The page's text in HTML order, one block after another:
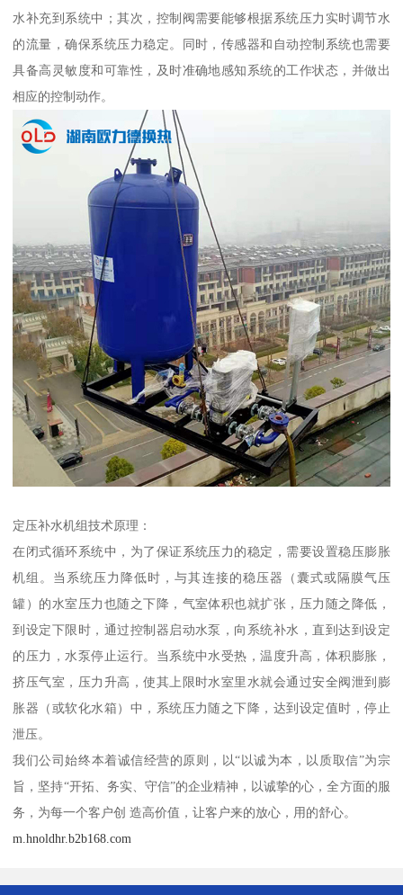
水补充到系统中；其次，控制阀需要能够根据系统压力实时调节水
的流量，确保系统压力稳定。同时，传感器和自动控制系统也需要
具备高灵敏度和可靠性，及时准确地感知系统的工作状态，并做出
相应的控制动作。
定压补水机组技术原理：
在闭式循环系统中，为了保证系统压力的稳定，需要设置稳压膨胀
机组。当系统压力降低时，与其连接的稳压器（囊式或隔膜气压
罐）的水室压力也随之下降，气室体积也就扩张，压力随之降低，
到设定下限时，通过控制器启动水泵，向系统补水，直到达到设定
的压力，水泵停止运行。当系统中水受热，温度升高，体积膨胀，
挤压气室，压力升高，使其上限时水室里水就会通过安全阀泄到膨
胀器（或软化水箱）中，系统压力随之下降，达到设定值时，停止
泄压。
我们公司始终本着诚信经营的原则，以“以诚为本，以质取信”为宗
旨，坚持“开拓、务实、守信”的企业精神，以诚挚的心，全方面的服
务，为每一个客户创 造高价值，让客户来的放心，用的舒心。
m.hnoldhr.b2b168.com